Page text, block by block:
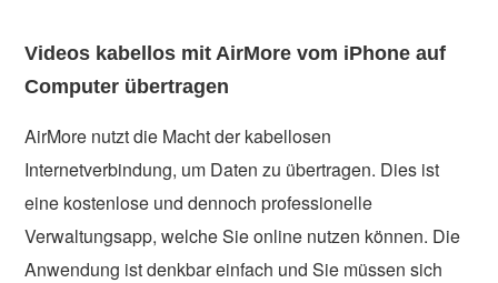
Videos kabellos mit AirMore vom iPhone auf
Computer übertragen
AirMore nutzt die Macht der kabellosen
Internetverbindung, um Daten zu übertragen. Dies ist
eine kostenlose und dennoch professionelle
Verwaltungsapp, welche Sie online nutzen können. Die
Anwendung ist denkbar einfach und Sie müssen sich